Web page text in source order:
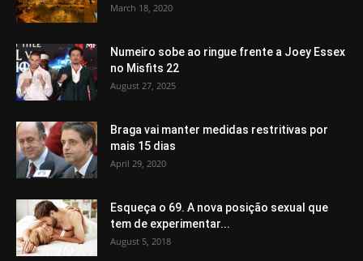
March 18, 2020
Numeiro sobe ao ringue frente a Joey Essex
no Misfits 22
August 27, 2025
Braga vai manter medidas restritivas por
mais 15 dias
April 29, 2020
Esqueça o 69. A nova posição sexual que
tem de experimentar...
August 5, 2018